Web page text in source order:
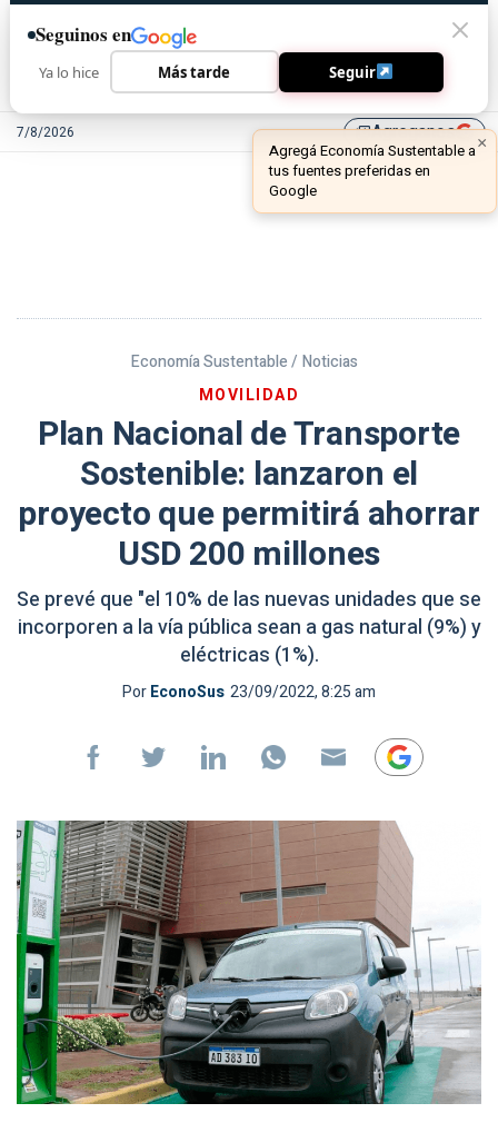
7/8/2026 library_addAgreganos
Economía Sustentable / Noticias
MOVILIDAD
Plan Nacional de Transporte
Sostenible: lanzaron el
proyecto que permitirá ahorrar
USD 200 millones
Se prevé que "el 10% de las nuevas unidades que se
incorporen a la vía pública sean a gas natural (9%) y
eléctricas (1%).
PorEconoSus 23/09/2022, 8:25 am
Seguinos en
Ya lo hice Más tarde Seguir